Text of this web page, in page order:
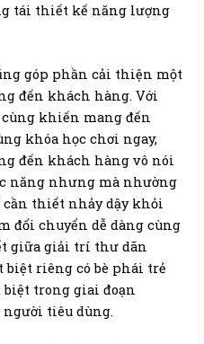
tái thiết kế năng lượng
góp phần cải thiện một
đến khách hàng. Với
khiến mang đến
khóa học chơi ngay,
đến khách hàng vô nói
năng nhưng mà nhường
thiết nhảy dậy khỏi
đổi chuyển dễ dàng cùng
giữa giải trí thư dãn
biệt riêng có bè phái trẻ
trong giai đoạn
tiêu dùng.